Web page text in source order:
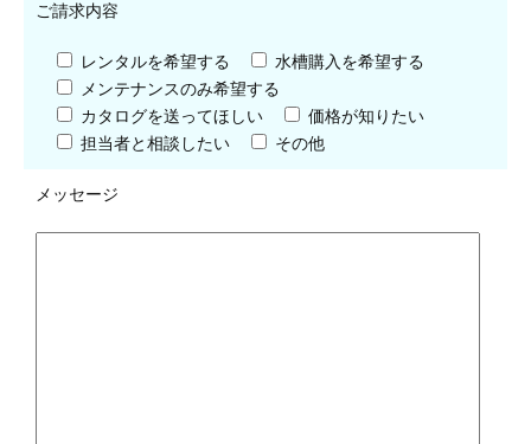
ご請求内容
レンタルを希望する
水槽購入を希望する
メンテナンスのみ希望する
カタログを送ってほしい
価格が知りたい
担当者と相談したい
その他
メッセージ